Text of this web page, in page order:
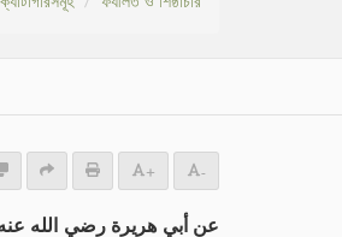
+ -
عن أبي هريرة رضي الله عنه